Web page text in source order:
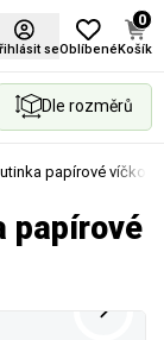
seOblíbené
0
Košík
Dle rozměrů
papírové víčko
papírové
formátů.